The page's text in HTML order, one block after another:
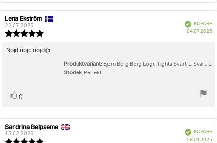
Recensionsförfattare:
Lena Ekström
22.07.2025
utav
BekräftadKÖPARE
04.07.2025
Recensionstext:
Nöjd nöjd nöjd👍
Produktvariant: Björn Borg Borg Logo Tights Svart, L, Svart, L
Storlek: Perfekt
Rösta
0
Recensionsförfattare:
Sandrina Belpaeme
15.02.2025
BekräftadKÖPARE
28.01.2025